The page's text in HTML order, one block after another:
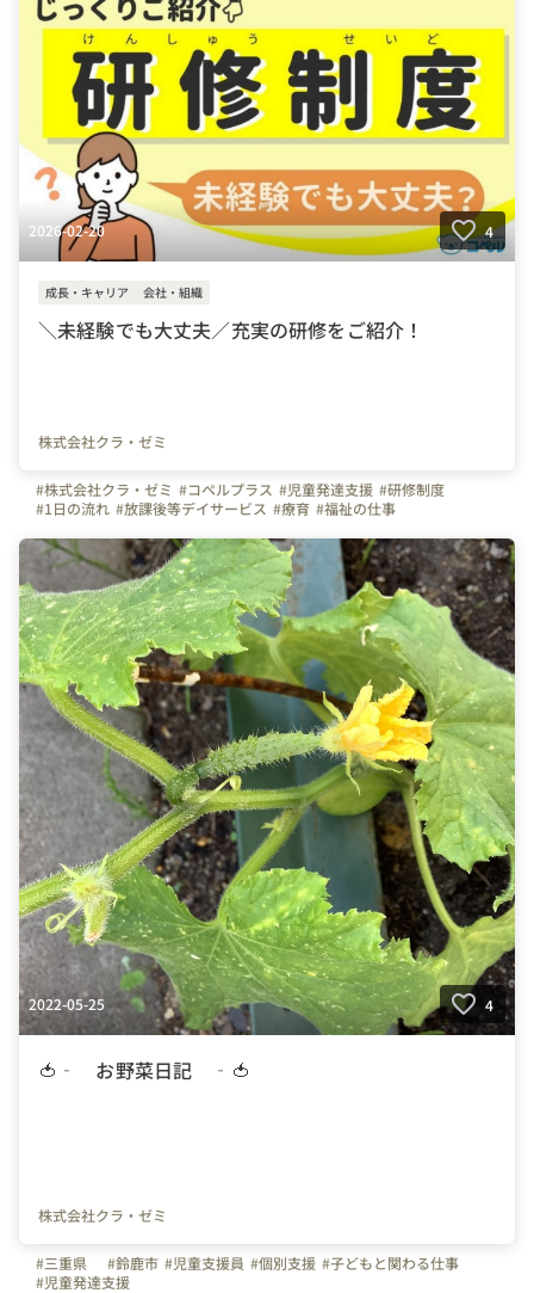
2026-02-20 4
成長・キャリア 会社・組織
＼未経験でも大丈夫／充実の研修をご紹介！
株式会社クラ・ゼミ
#株式会社クラ・ゼミ #コペルプラス #児童発達支援 #研修制度
#1日の流れ #放課後等デイサービス #療育 #福祉の仕事
2022-05-25 4
🍅‐ お野菜日記 ‐🍅
株式会社クラ・ゼミ
#三重県 #鈴鹿市 #児童支援員 #個別支援 #子どもと関わる仕事
#児童発達支援